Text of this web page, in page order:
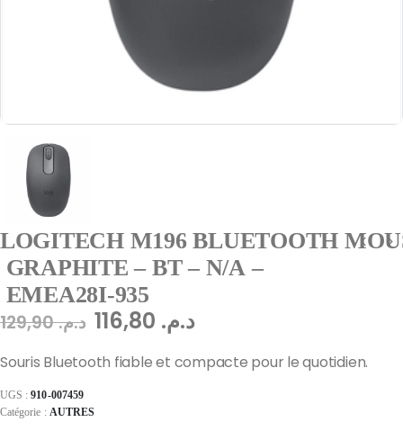
LOGITECH M196 BLUETOOTH
GRAPHITE – BT – N/A –
EMEA28I-935
د.م.129,90 د.م.
Souris Bluetooth fiable et compacte pour le quotidien.
UGS :910-007459
Catégorie : AUTRES